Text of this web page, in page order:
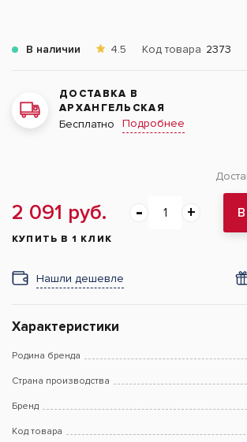
В наличии 4.5 Код товара 2373
ДОСТАВКА В
АРХАНГЕЛЬСКАЯ
Бесплатно
Подробнее
2 091 руб.
КУПИТЬ В 1 КЛИК
Нашли дешевле
Характеристики
Родина бренда
Страна производства
Бренд
Код товара